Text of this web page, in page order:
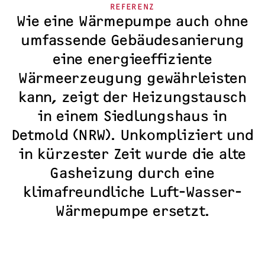
Wärmepumpe im Überblick
Wärmepumpen-Angebotsservice
Förderrechner für Wärmepumpe
Wärmepumpe-Arten
Wärmepumpe für Ihr Zuhause
Kosten & Förderung
Erfahrungsberichte
REFERENZ
Wie eine Wärmepumpe auch ohne
umfassende Gebäudesanierung
eine energieeffiziente
Wärmeerzeugung gewährleisten
kann, zeigt der Heizungstausch
in einem Siedlungshaus in
Detmold (NRW). Unkompliziert und
in kürzester Zeit wurde die alte
Gasheizung durch eine
klimafreundliche Luft-Wasser-
Wärmepumpe ersetzt.